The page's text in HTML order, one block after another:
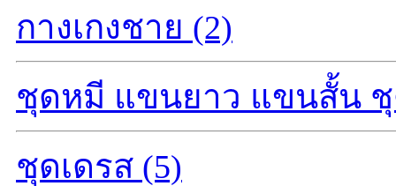
กางเกงชาย (2)
ชุดหมี แขนยาว แขนสั้น ชุ
ชุดเดรส (5)